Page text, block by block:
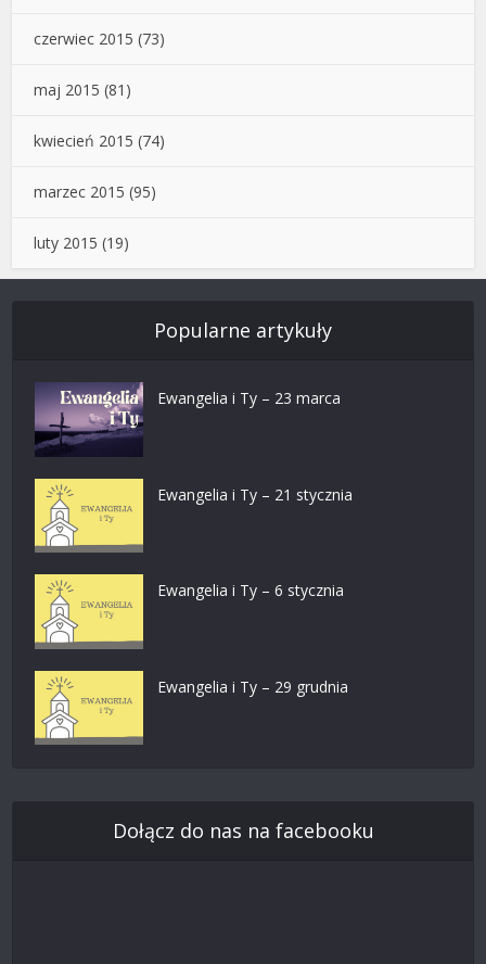
czerwiec 2015 (73)
maj 2015 (81)
kwiecień 2015 (74)
marzec 2015 (95)
luty 2015 (19)
Popularne artykuły
Ewangelia i Ty – 23 marca
Ewangelia i Ty – 21 stycznia
Ewangelia i Ty – 6 stycznia
Ewangelia i Ty – 29 grudnia
Dołącz do nas na facebooku